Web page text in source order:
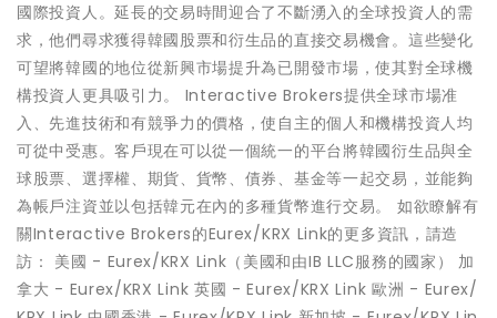
國際投資人。延長的交易時間迎合了不斷湧入的全球投資人的需
求，他們尋求獲得韓國股票和衍生品的直接交易機會。這些變化
可望將韓國的地位從新興市場提升為已開發市場，使其對全球機
構投資人更具吸引力。 Interactive Brokers提供全球市場准
入、先進技術和有競爭力的價格，使自主的個人和機構投資人均
可從中受惠。客戶現在可以從一個統一的平台將韓國衍生品與全
球股票、選擇權、期貨、貨幣、債券、基金等一起交易，並能夠
為帳戶注資並以包括韓元在內的多種貨幣進行交易。 如欲瞭解有
關Interactive Brokers的Eurex/KRX Link的更多資訊，請造
訪： 美國 - Eurex/KRX Link（美國和由IB LLC服務的國家） 加
拿大 - Eurex/KRX Link 英國 - Eurex/KRX Link 歐洲 - Eurex/